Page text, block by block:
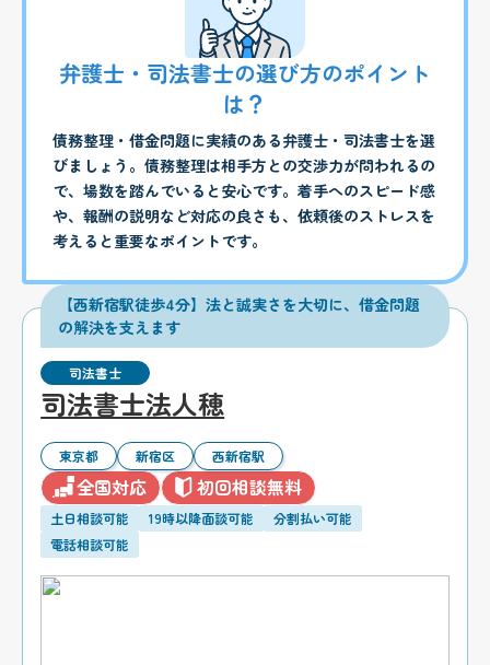
弁護士・司法書士の選び方のポイント
は？
債務整理・借金問題に実績のある弁護士・司法書士を選
びましょう。債務整理は相手方との交渉力が問われるの
で、場数を踏んでいると安心です。着手へのスピード感
や、報酬の説明など対応の良さも、依頼後のストレスを
考えると重要なポイントです。
【西新宿駅徒歩4分】法と誠実さを大切に、借金問題
の解決を支えます
司法書士
司法書士法人穂
東京都 新宿区 西新宿駅
全国対応 初回相談無料
土日相談可能 19時以降面談可能
分割払い可能
電話相談可能